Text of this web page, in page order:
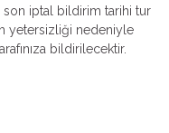
son iptal bildirim tarihi tur
yetersizliği nedeniyle
bildirilecektir.